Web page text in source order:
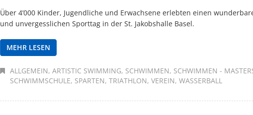
Über 4’000 Kinder, Jugendliche und Erwachsene erlebten einen
und unvergesslichen Sporttag in der St. Jakobshalle Basel.
MEHR LESEN
ALLGEMEIN ARTISTIC SWIMMING SCHWIMMEN SCHWIMMEN -
SCHWIMMSCHULE SPARTEN TRIATHLON VEREIN WASSERBALL